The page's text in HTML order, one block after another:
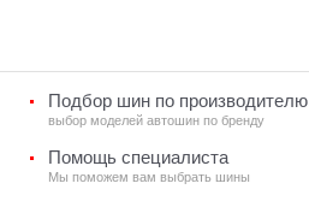
Подбор шин по производителю
выбор моделей автошин по бренду
Помощь специалиста
Мы поможем вам выбрать шины